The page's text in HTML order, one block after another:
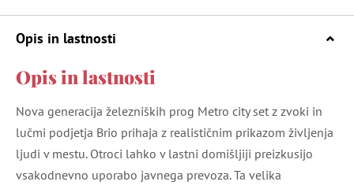
Opis in lastnosti
Opis in lastnosti
Nova generacija železniških prog Metro city set z zvoki in
lučmi podjetja Brio prihaja z realističnim prikazom življenja
ljudi v mestu. Otroci lahko v lastni domišljiji preizkusijo
vsakodnevno uporabo javnega prevoza. Ta velika